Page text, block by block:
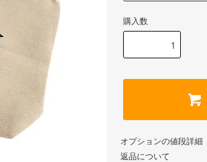
購入数
オプションの値段詳細
返品について